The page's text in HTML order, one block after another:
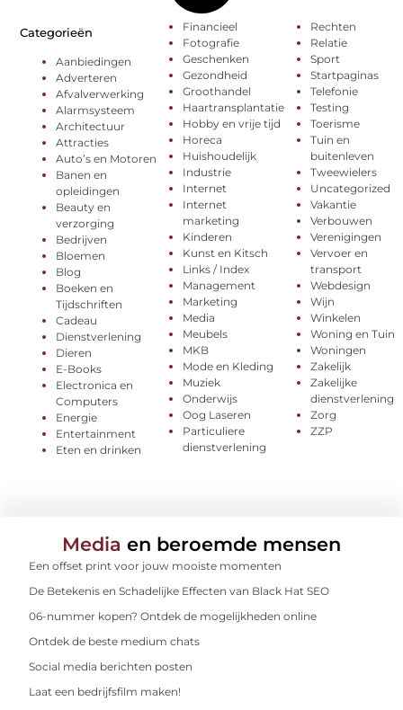
Categorieën
Aanbiedingen
Adverteren
Afvalverwerking
Alarmsysteem
Architectuur
Attracties
Auto’s en Motoren
Banen en
opleidingen
Beauty en
verzorging
Bedrijven
Bloemen
Blog
Boeken en
Tijdschriften
Cadeau
Dienstverlening
Dieren
E-Books
Electronica en
Computers
Energie
Entertainment
Eten en drinken
Financieel
Fotografie
Geschenken
Gezondheid
Groothandel
Haartransplantatie
Hobby en vrije tijd
Horeca
Huishoudelijk
Industrie
Internet
Internet
marketing
Kinderen
Kunst en Kitsch
Links / Index
Management
Marketing
Media
Meubels
MKB
Mode en Kleding
Muziek
Onderwijs
Oog Laseren
Particuliere
dienstverlening
Rechten
Relatie
Sport
Startpaginas
Telefonie
Testing
Toerisme
Tuin en
buitenleven
Tweewielers
Uncategorized
Vakantie
Verbouwen
Verenigingen
Vervoer en
transport
Webdesign
Wijn
Winkelen
Woning en Tuin
Woningen
Zakelijk
Zakelijke
dienstverlening
Zorg
ZZP
Media en beroemde mensen
Een offset print voor jouw mooiste momenten
De Betekenis en Schadelijke Effecten van Black Hat SEO
06-nummer kopen? Ontdek de mogelijkheden online
Ontdek de beste medium chats
Social media berichten posten
Laat een bedrijfsfilm maken!